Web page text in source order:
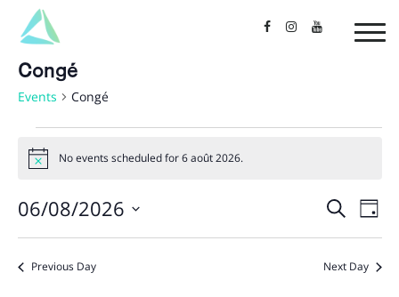
Congé
Events Congé
Events
6
Notice No events scheduled for 6 août 2026.
Events
and
Search
Day
06/08/2026
Select
Previous Day Next Day